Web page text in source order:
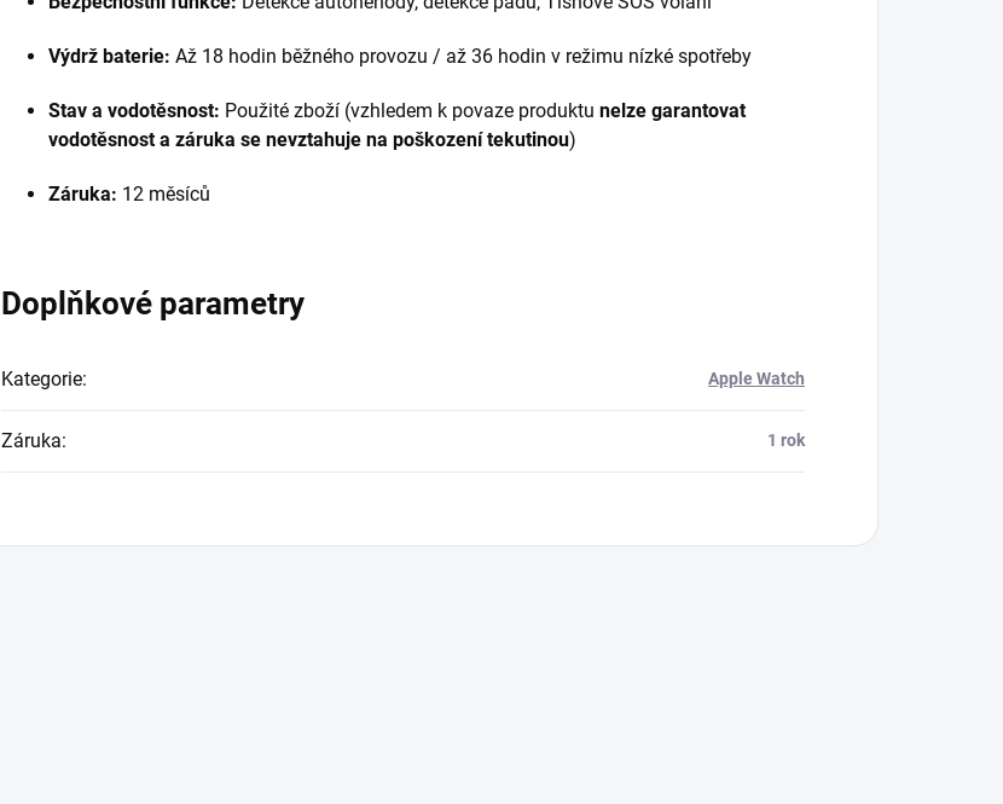
Výdrž baterie: Až 18 hodin běžného provozu / až 36 hodin v režimu nízké spotřeby
Stav a vodotěsnost: Použité zboží (vzhledem k povaze produktu nelze garantovat
vodotěsnost a záruka se nevztahuje na poškození tekutinou)
Záruka: 12 měsíců
Doplňkové parametry
Kategorie: Apple Watch
Záruka: 1 rok